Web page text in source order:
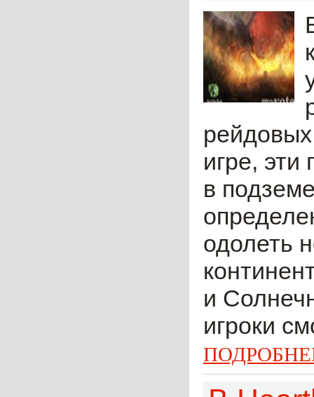
игре,
в
одолеть
и
игроки